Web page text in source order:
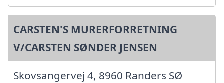
CARSTEN'S MURERFORRETNING
V/CARSTEN SØNDER JENSEN
Skovsangervej 4, 8960 Randers SØ